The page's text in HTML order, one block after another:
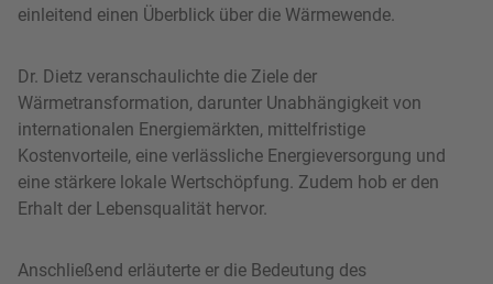
einleitend einen Überblick über die Wärmewende.
Dr. Dietz veranschaulichte die Ziele der
Wärmetransformation, darunter Unabhängigkeit von
internationalen Energiemärkten, mittelfristige
Kostenvorteile, eine verlässliche Energieversorgung und
eine stärkere lokale Wertschöpfung. Zudem hob er den
Erhalt der Lebensqualität hervor.
Anschließend erläuterte er die Bedeutung des